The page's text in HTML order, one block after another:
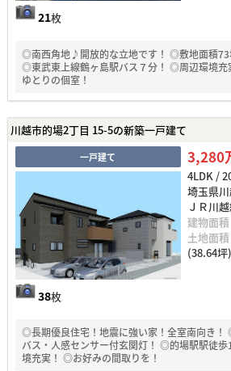
21枚
◎南西角地♪開放的な立地です！ ◎敷地面積73
◎東武東上線鶴ヶ島駅バス７分！ ◎周辺環境充
ゆとりの個室！
川越市的場2丁目 15-5の新築一戸建て
一戸建て
38枚
3,280
4LDK /
埼玉県
ＪＲ川
建物面積
土地面積
(38.64坪)
◎長期優良住宅！地震に強い家！全室南向き
バス・人感センサー付玄関灯！ ◎的場駅駅徒
境充実！ ◎お好みの間取りを！